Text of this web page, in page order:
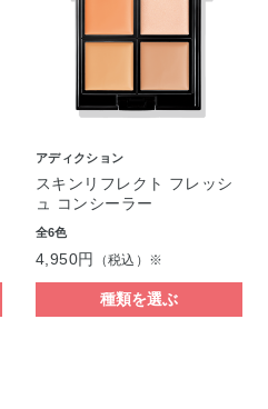
アディクション
スキンリフレクト フレッシ
ュ コンシーラー
全6色
4,950円 （税込）※
種類を選ぶ